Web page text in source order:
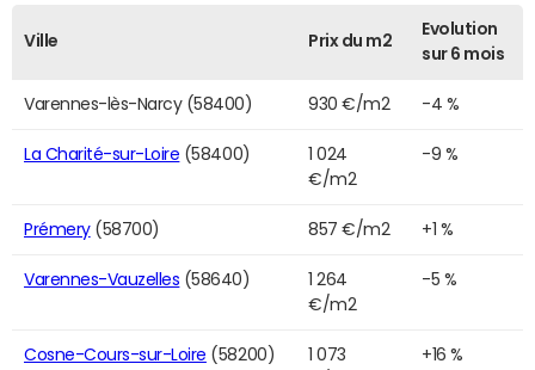
Ville Prix du m2
Evolution
sur 6 mois
Varennes-lès-Narcy (58400) 930 €/m2 -4 %
La Charité-sur-Loire (58400)
1 024
€/m2
-9 %
Prémery(58700) 857 €/m2 +1 %
Varennes-Vauzelles (58640)
1 264
€/m2
-5 %
Cosne-Cours-sur-Loire (58200)
1 073
+16 %